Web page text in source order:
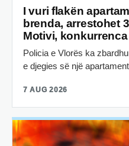
I vuri flakën
brenda, arrestohet
Motivi,
Policia e Vlorës ka
e djegies së një
7 AUG 2026